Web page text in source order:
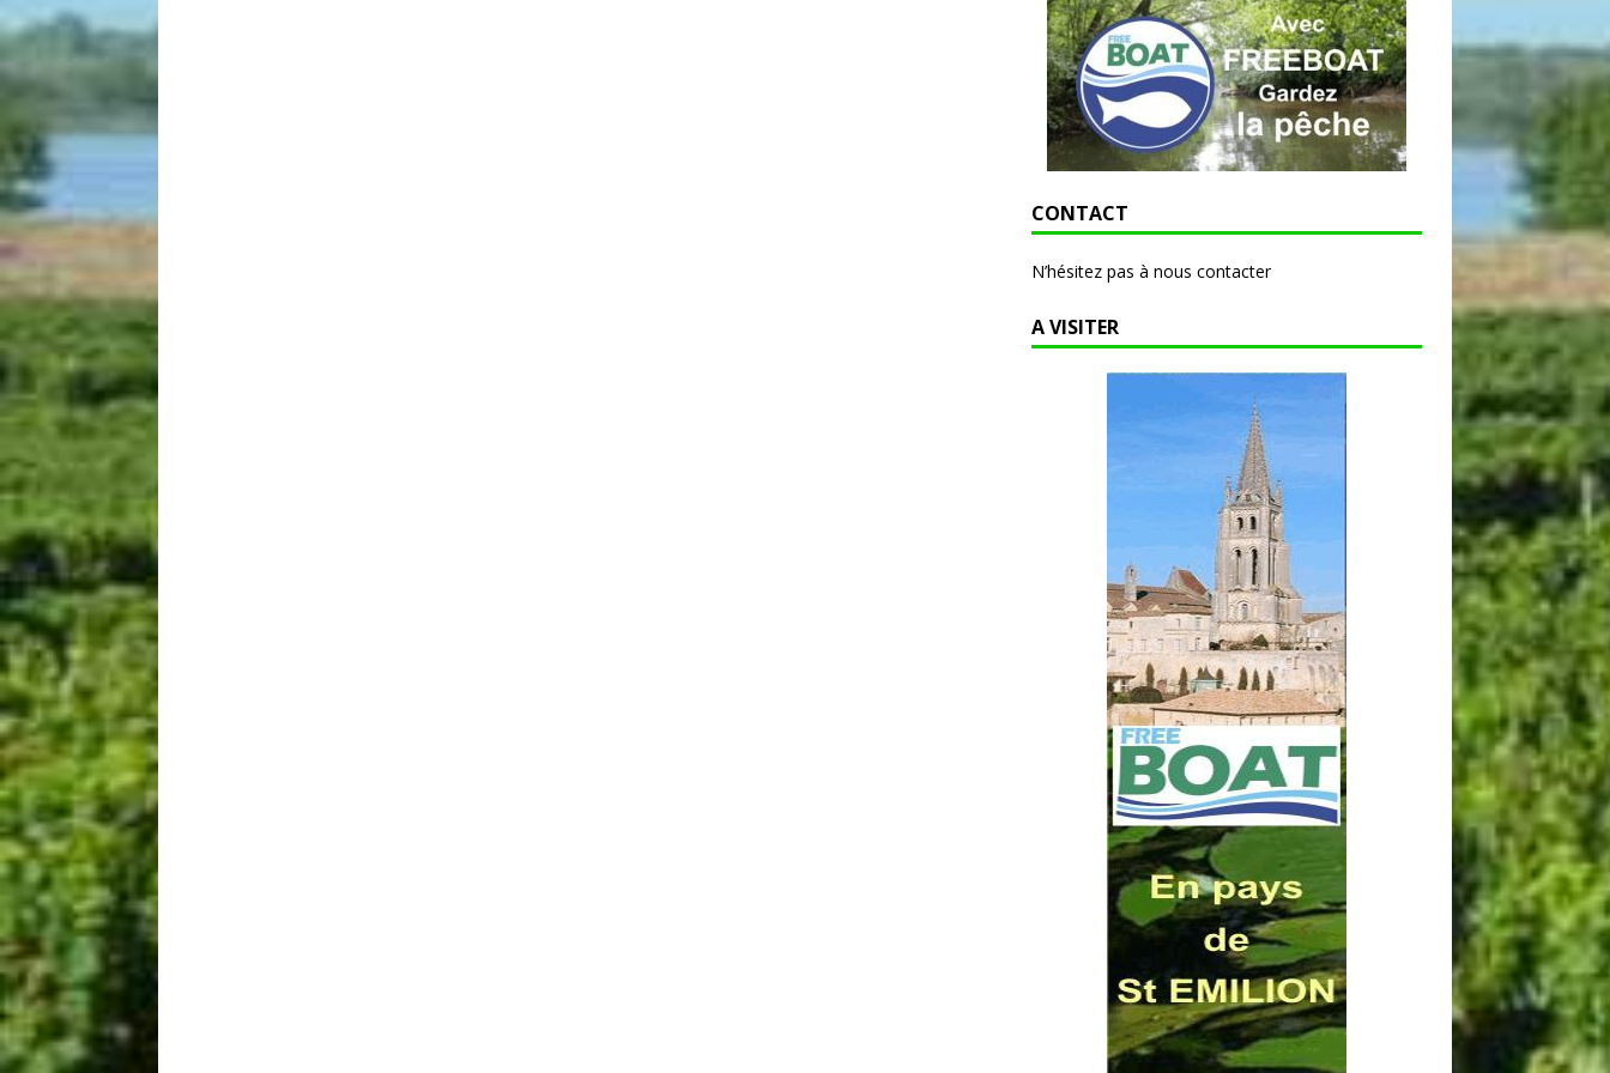
CONTACT
N’hésitez pas à nous contacter
A VISITER